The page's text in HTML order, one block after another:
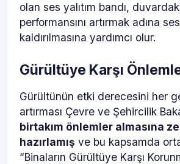
olan ses yalıtım bandı,
performansını artırmak adına
kaldırılmasına yardımcı olur.
Gürültüye Karşı
Gürültünün etki derecesini her
artırması Çevre ve Şehircilik
birtakım önlemler almasına
hazırlamış ve bu kapsamda
“Binaların Gürültüye Karşı